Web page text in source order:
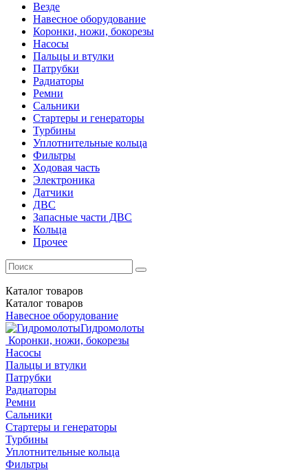
Везде
Навесное оборудование
Коронки, ножи, бокорезы
Насосы
Пальцы и втулки
Патрубки
Радиаторы
Ремни
Сальники
Стартеры и генераторы
Турбины
Уплотнительные кольца
Фильтры
Ходовая часть
Электроника
Датчики
ДВС
Запасные части ДВС
Кольца
Прочее
Каталог товаров
Каталог товаров
Навесное оборудование
Гидромолоты
Коронки, ножи, бокорезы
Насосы
Пальцы и втулки
Патрубки
Радиаторы
Ремни
Сальники
Стартеры и генераторы
Турбины
Уплотнительные кольца
Фильтры